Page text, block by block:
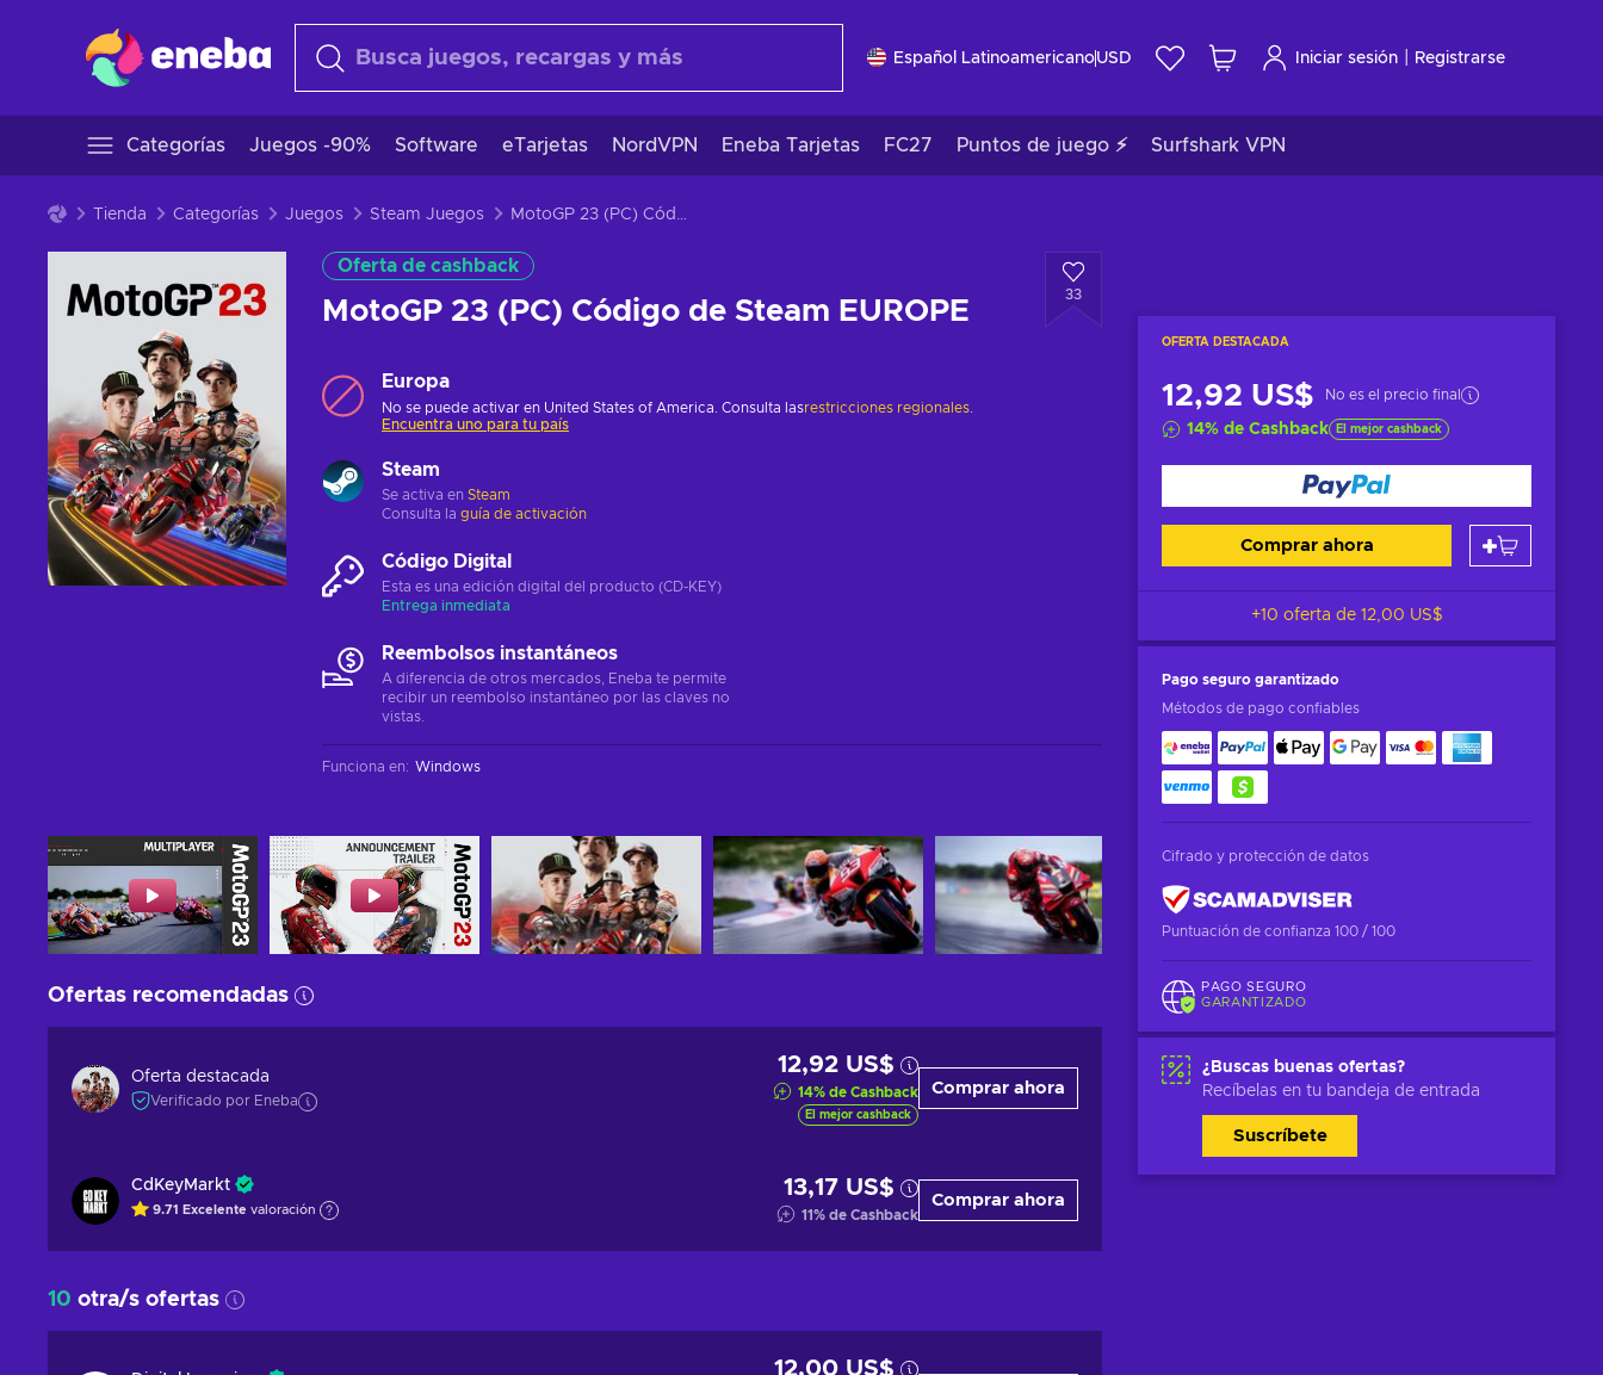
Español LatinoamericanoUSD Iniciar sesión Registrarse
Categorías Juegos -90% Software eTarjetas NordVPN Eneba Tarjetas FC27 Puntos de juego ⚡ Surfshark VPN
Tienda Categorías Juegos Steam Juegos MotoGP 23 (PC) Código de Steam EUROPE
Oferta de cashback
MotoGP 23 (PC) Código de Steam EUROPE
33
OFERTA DESTACADA
12,92 US$ No es el precio final
14% de Cashback El mejor cashback
Comprar ahora
+10 oferta de 12,00 US$
Pago seguro garantizado
Métodos de pago confiables
Cifrado y protección de datos
Puntuación de confianza 100 / 100
PAGO SEGURO
GARANTIZADO
¿Buscas buenas ofertas?
Recíbelas en tu bandeja de entrada
Suscríbete
Europa
No se puede activar en United States of America. Consulta lasrestricciones regionales
Encuentra uno para tu país
Steam
Se activa en Steam
Consulta la guía de activación
Código Digital
Esta es una edición digital del producto (CD-KEY)
Entrega inmediata
Reembolsos instantáneos
A diferencia de otros mercados, Eneba te permite
recibir un reembolso instantáneo por las claves no
vistas.
Funciona en: Windows
Ofertas recomendadas
Oferta destacada
Verificado por Eneba
12,92 US$
14% de Cashback
El mejor cashback
Comprar ahora
CdKeyMarkt
9.71 Excelente valoración
13,17 US$
11% de Cashback
Comprar ahora
10 otra/s ofertas
12,00 US$